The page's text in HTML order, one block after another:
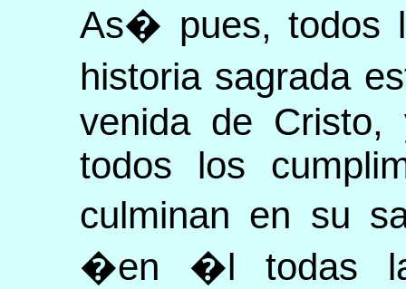
As� pues, todos
historia sagrada
venida de
todos los
culminan en su
�en �l todas